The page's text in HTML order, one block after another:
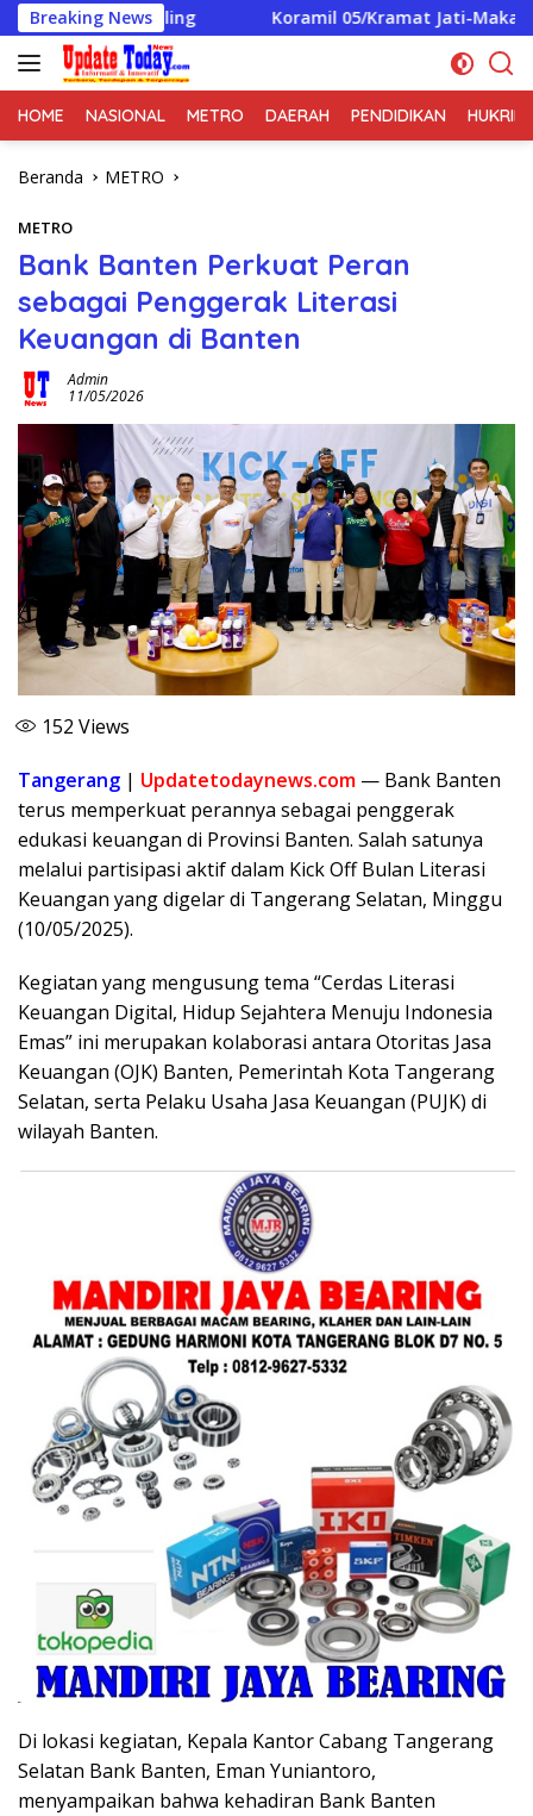
Langsung
ke
konten
Breaking NewsKoramil 05/Kramat Jati-Makasar Gelar
HOME NASIONAL METRO DAERAH PENDIDIKAN HUKRIM
Beranda METRO
METRO
Bank Banten Perkuat Peran
sebagai Penggerak Literasi
Keuangan di Banten
Admin
11/05/2026
152 Views
Tangerang | Updatetodaynews.com — Bank Banten
terus memperkuat perannya sebagai penggerak
edukasi keuangan di Provinsi Banten. Salah satunya
melalui partisipasi aktif dalam Kick Off Bulan Literasi
Keuangan yang digelar di Tangerang Selatan, Minggu
(10/05/2025).
Kegiatan yang mengusung tema “Cerdas Literasi
Keuangan Digital, Hidup Sejahtera Menuju Indonesia
Emas” ini merupakan kolaborasi antara Otoritas Jasa
Keuangan (OJK) Banten, Pemerintah Kota Tangerang
Selatan, serta Pelaku Usaha Jasa Keuangan (PUJK) di
wilayah Banten.
Di lokasi kegiatan, Kepala Kantor Cabang Tangerang
Selatan Bank Banten, Eman Yuniantoro,
menyampaikan bahwa kehadiran Bank Banten